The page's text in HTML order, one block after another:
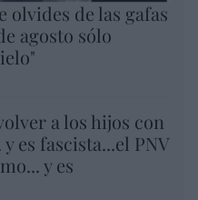
olvides de las gafas
agosto sólo
a los hijos con
es fascista...el PNV
y es